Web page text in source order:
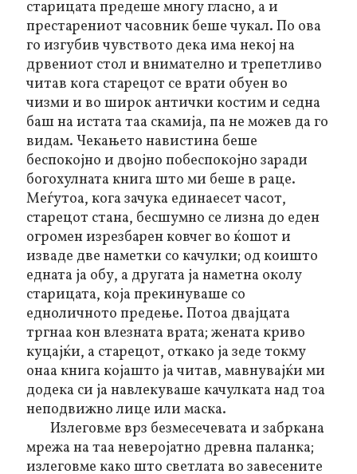
старицатапредешемногу гласно, а и
престарениот часовник беше чукал. По ова
го изгубив чувството дека има некој на
дрвениот стол и внимателно и трепетливо
читав кога старецот се врати обуен во
чизми и во широк антички костим и седна
баш на истата таа скамија, па не можев да го
видам. Чекањето навистина беше
беспокојно и двојно побеспокојно заради
богохулната книга што ми беше в раце.
Меѓутоа, кога зачука единаесет часот,
старецот стана, бесшумно се лизна до еден
огромен изрезбарен ковчег во ќошот и
изваде две наметки со качулки; од коишто
едната ја обу, а другата ја наметна околу
старицата, која прекинуваше со
едноличното предење. Потоа двајцата
тргнаа кон влезната врата; жената криво
куцајќи, а старецот, откако ја зеде токму
онаа книга којашто ја читав, мавнувајќи ми
додека си ја навлекуваше качулката над тоа
неподвижно лице или маска.
Излеговме врз безмесечевата изабркана
мрежа на таа неверојатно древна паланка;
излеговме како што светлата во завесените